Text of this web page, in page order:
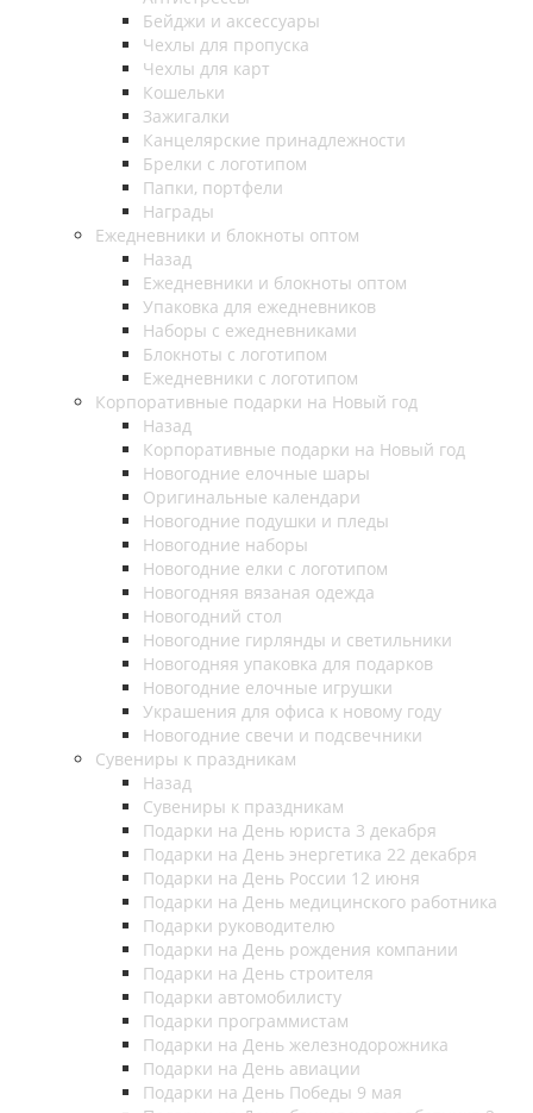
Бейджи и аксессуары
Чехлы для пропуска
Чехлы для карт
Кошельки
Зажигалки
Канцелярские принадлежности
Брелки с логотипом
Папки, портфели
Награды
Ежедневники и блокноты оптом
Назад
Ежедневники и блокноты оптом
Упаковка для ежедневников
Наборы с ежедневниками
Блокноты с логотипом
Ежедневники с логотипом
Корпоративные подарки на Новый год
Назад
Корпоративные подарки на Новый год
Новогодние елочные шары
Оригинальные календари
Новогодние подушки и пледы
Новогодние наборы
Новогодние елки с логотипом
Новогодняя вязаная одежда
Новогодний стол
Новогодние гирлянды и светильники
Новогодняя упаковка для подарков
Новогодние елочные игрушки
Украшения для офиса к новому году
Новогодние свечи и подсвечники
Сувениры к праздникам
Назад
Сувениры к праздникам
Подарки на День юриста 3 декабря
Подарки на День энергетика 22 декабря
Подарки на День России 12 июня
Подарки на День медицинского работника
Подарки руководителю
Подарки на День рождения компании
Подарки на День строителя
Подарки автомобилисту
Подарки программистам
Подарки на День железнодорожника
Подарки на День авиации
Подарки на День Победы 9 мая